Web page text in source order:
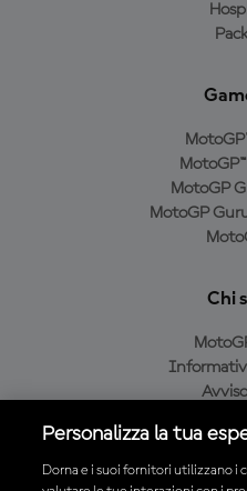
MotoGP
MotoGP
Chi
Personalizza la tua
Dorna e i suoi fornitori utilizzano i